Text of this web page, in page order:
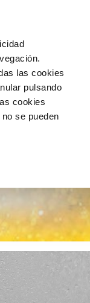
las cookies
pulsando
cookies
se pueden